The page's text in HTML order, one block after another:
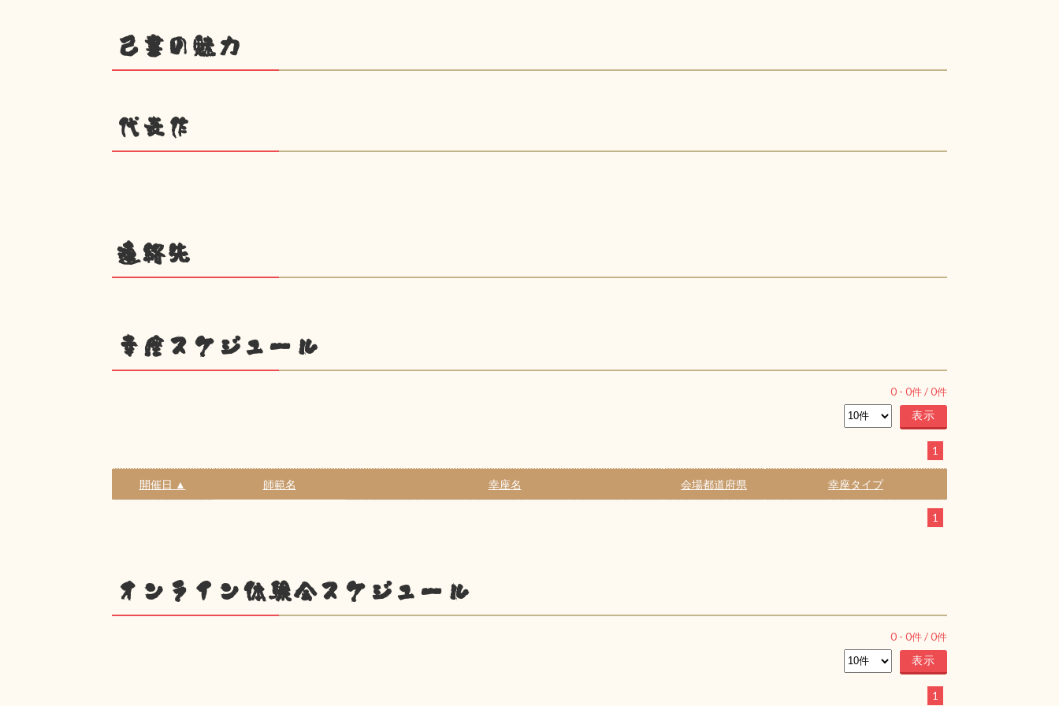
己書の魅力
代表作
連絡先
幸座スケジュール
0 - 0件 /0件
1
開催日 ▲ 師範名 幸座名 会場都道府県 幸座タイプ
1
オンライン体験会スケジュール
0 - 0件 /0件
1